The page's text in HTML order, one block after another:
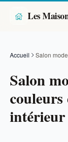
Les
Accueil
Salon
intérieur